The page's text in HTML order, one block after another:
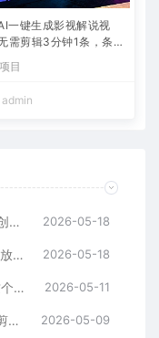
一键生成影视解说视
需剪辑3分钟1条，条条
目
admin
【夯爆了】在头条做《家长里短》二创小故事，这个月收益2w+ 2026-05-18
AI“暴躁老道”赛道，5条作品揽百万播放！（附变现全攻略） 2026-05-18
2026年AI一键生成，动漫转真人，这个月靠这个AI赚了2W+ 2026-05-11
最新AI一键生成影视解说视频，无需剪辑3分钟1条，条条爆款，多平台变现日入2000+ 2026-05-09